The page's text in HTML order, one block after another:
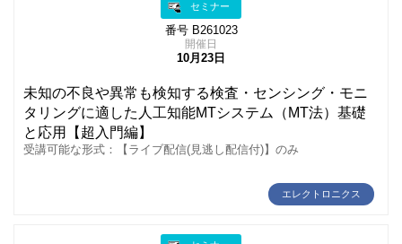
セミナー
番号 B261023
開催日
10月23日
未知の不良や異常も検知する検査・センシング・モニ
タリングに適した人工知能MTシステム（MT法）基礎
と応用【超入門編】
受講可能な形式：【ライブ配信(見逃し配信付)】のみ
エレクトロニクス